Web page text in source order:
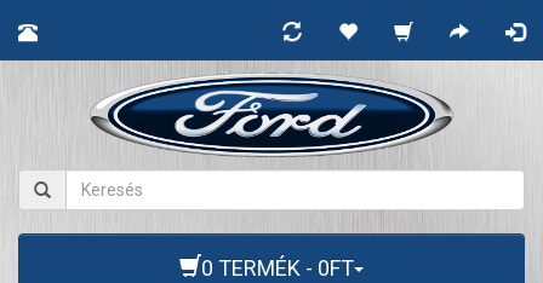
0 TERMÉK - 0FT